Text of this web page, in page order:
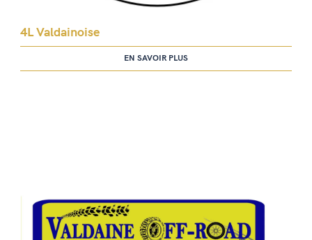
4L Valdainoise
EN SAVOIR PLUS